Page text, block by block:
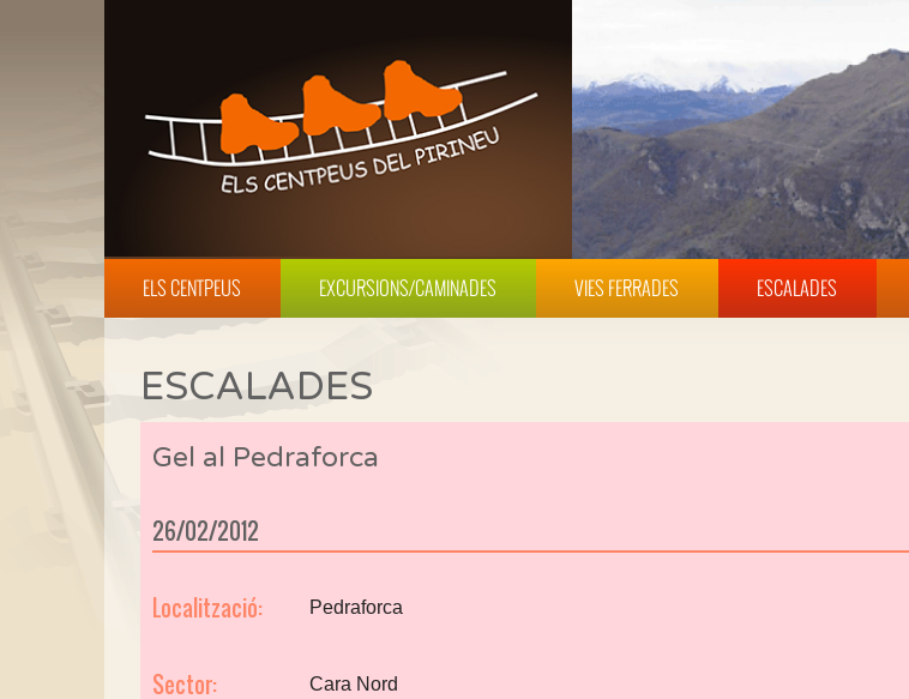
ELS CENTPEUS EXCURSIONS/CAMINADES VIES FERRADES ESCALADES
ESCALADES
Gel al Pedraforca
26/02/2012
Localització: Pedraforca
Sector: Cara Nord